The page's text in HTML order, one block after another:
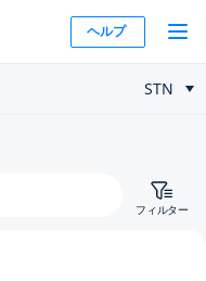
ヘルプ
STN
フィルター